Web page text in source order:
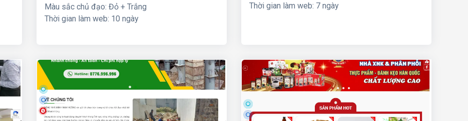
Màu sắc chủ đạo: Đỏ + Trắng
Thời gian làm web: 10 ngày
Thời gian làm web: 7 ngày